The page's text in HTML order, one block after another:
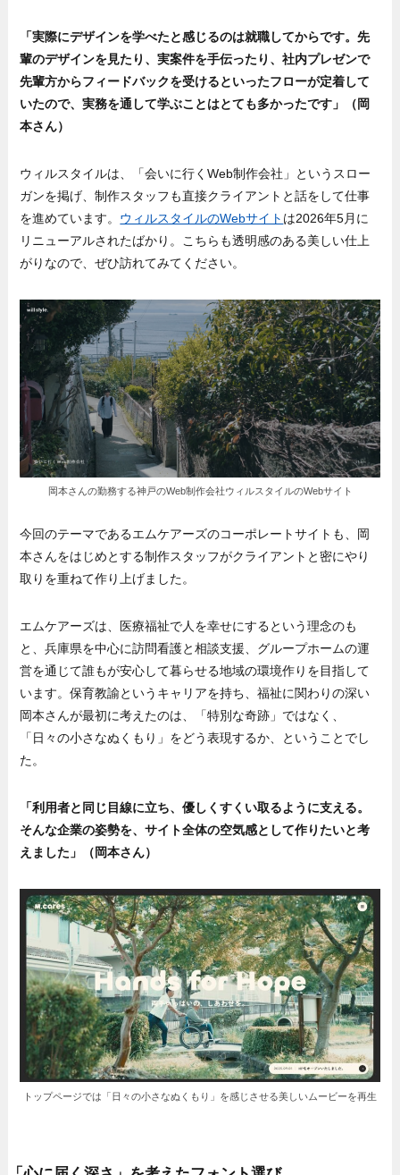
「実際にデザインを学べたと感じるのは就職してからです。先
輩のデザインを見たり、実案件を手伝ったり、社内プレゼンで
先輩方からフィードバックを受けるといったフローが定着して
いたので、実務を通して学ぶことはとても多かったです」（岡
本さん）
ウィルスタイルは、「会いに行くWeb制作会社」というスロー
ガンを掲げ、制作スタッフも直接クライアントと話をして仕事
を進めています。 ウィルスタイルのWebサイト は2026年5月に
リニューアルされたばかり。こちらも透明感のある美しい仕上
がりなので、ぜひ訪れてみてください。
岡本さんの勤務する神戸のWeb制作会社ウィルスタイルのWebサイト
今回のテーマであるエムケアーズのコーポレートサイトも、岡
本さんをはじめとする制作スタッフがクライアントと密にやり
取りを重ねて作り上げました。
エムケアーズは、医療福祉で人を幸せにするという理念のも
と、兵庫県を中心に訪問看護と相談支援、グループホームの運
営を通じて誰もが安心して暮らせる地域の環境作りを目指して
います。保育教諭というキャリアを持ち、福祉に関わりの深い
岡本さんが最初に考えたのは、「特別な奇跡」ではなく、
「日々の小さなぬくもり」をどう表現するか、ということでし
た。
「利用者と同じ目線に立ち、優しくすくい取るように支える。
そんな企業の姿勢を、サイト全体の空気感として作りたいと考
えました」（岡本さん）
トップページでは「日々の小さなぬくもり」を感じさせる美しいムービーを再生